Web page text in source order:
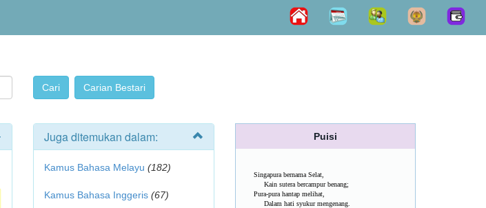
Juga ditemukan dalam:
Kamus Bahasa Melayu (182)
Kamus Bahasa Inggeris (67)
Puisi
Singapura bernama Selat,
Kain sutera bercampur benang;
Pura-pura hantap melihat,
Dalam hati syukur mengenang.